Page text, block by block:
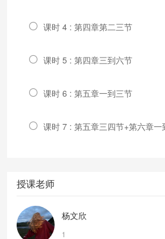
课时 4 : 第四章第二三节
课时 5 : 第四章三到六节
课时 6 : 第五章一到三节
课时 7 : 第五章三四节+第六章一
授课老师
杨文欣
1